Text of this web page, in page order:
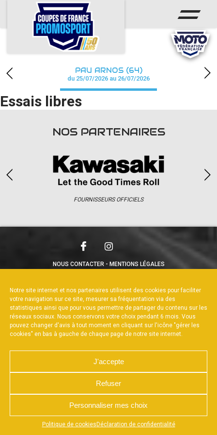
Notre site internet et nos partenaires utilisent des cookies pour faciliter
votre navigation sur ce site, mesurer sa fréquentation via des
statistiques ainsi que pour vous permettre de partager du contenu sur les
réseaux sociaux. Nous conservons votre choix pendant 6 mois. Vous
pouvez changer d'avis à tout moment en cliquant sur l'icône "gérer les
cookies" en bas à gauche de chaque page de notre site internet.
J'accepte
Refuser
Personnaliser mes choix
Politique de cookies Déclaration de confidentialité
Appuyez sur le bouton partager en bas de votre
ACCUEIL
ACTUS
CALENDRIER
CHAMPIONNAT
RÉSULTATS
accéder à la billetterie
PAU ARNOS (64)
du 25/07/2026 au 26/07/2026
Essais libres
NOS PARTENAIRES
FOURNISSEURS OFFICIELS
NOUS CONTACTER
MENTIONS LÉGALES
RÉALISÉ PAR L’AGENCE WEB A3WEB